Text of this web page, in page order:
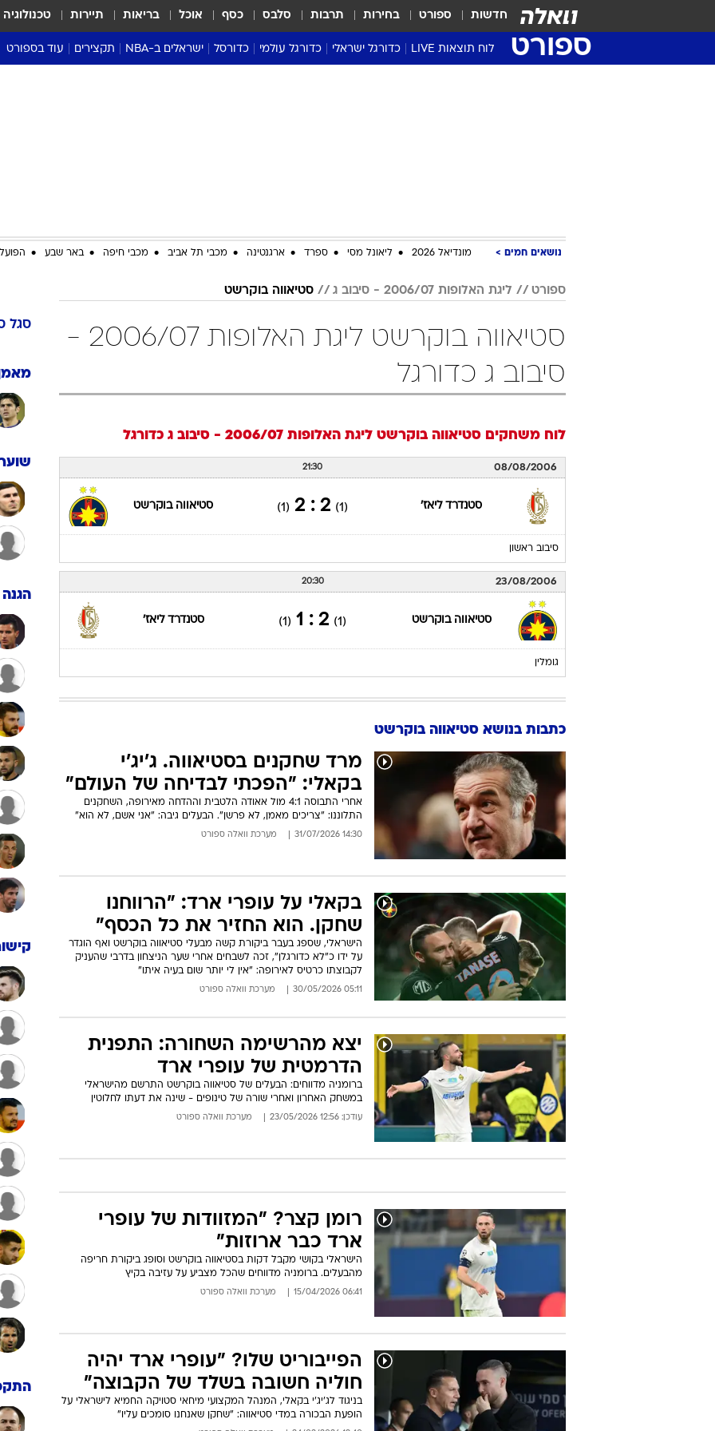
חדשות ספורט בחירות תרבות סלבס כסף אוכל בריאות תיירות טכנולוגיה
ספורט לוח תוצאות LIVE כדורגל ישראלי
ליגה א'
כדורגל עולמי
דרום אמריקה
כדורסל ישראלים ב-NBA תקצירים עוד בספורט
סערה
ספורט
החידה של
כתבו לנו
נושאים חמים מונדיאל 2026 ליאונל מסי ספרד ארגנטינה מכבי תל אביב מכבי חיפה באר שבע
ספורט ליגת האלופות 2006/07 - סיבוב ג סטיאווה בוקרשט
סטיאווה בוקרשט ליגת האלופות 2006/07 -
סיבוב ג כדורגל
לוח משחקים סטיאווה בוקרשט ליגת האלופות 2006/07 - סיבוב ג כדורגל
08/08/2006
21:30
סטנדרד ליאז' (1)
2 : 2
(1) סטיאווה בוקרשט
סיבוב ראשון
23/08/2006
20:30
סטיאווה בוקרשט (1)
2 : 1
(1) סטנדרד ליאז'
גומלין
כתבות בנושא סטיאווה בוקרשט
מרד שחקנים בסטיאווה. ג'יג'י
בקאלי: "הפכתי לבדיחה של העולם"
אחרי התבוסה 4:1 מול אאודה הלטבית וההדחה מאירופה, השחקנים
התלוננו: "צריכים מאמן, לא פרשן". הבעלים גיבה: "אני אשם, לא הוא"
14:30 31/07/2026 מערכת וואלה ספורט
בקאלי על עופרי ארד: "הרווחנו
שחקן. הוא החזיר את כל הכסף"
הישראלי, שספג בעבר ביקורת קשה מבעלי סטיאווה בוקרשט ואף הוגדר
על ידו כ"לא כדורגלן", זכה לשבחים אחרי שער הניצחון בדרבי שהעניק
לקבוצתו כרטיס לאירופה: "אין לי יותר שום בעיה איתו"
05:11 30/05/2026 מערכת וואלה ספורט
יצא מהרשימה השחורה: התפנית
הדרמטית של עופרי ארד
ברומניה מדווחים: הבעלים של סטיאווה בוקרשט התרשם מהישראלי
במשחק האחרון ואחרי שורה של טינופים - שינה את דעתו לחלוטין
עודכן: 12:56 23/05/2026 מערכת וואלה ספורט
רומן קצר? "המזוודות של עופרי
ארד כבר ארוזות"
הישראלי בקושי מקבל דקות בסטיאווה בוקרשט וסופג ביקורת חריפה
מהבעלים. ברומניה מדווחים שהכל מצביע על עזיבה בקיץ
06:41 15/04/2026 מערכת וואלה ספורט
הפייבוריט שלו? "עופרי ארד יהיה
חוליה חשובה בשלד של הקבוצה"
בניגוד לג'יג'י בקאלי, המנהל המקצועי מיחאי סטויקה החמיא לישראלי על
הופעת הבכורה במדי סטיאווה: "שחקן שאנחנו סומכים עליו"
סגל
מאמן
הגנה